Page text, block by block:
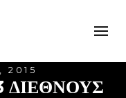
2015
ΔΙΕΘΝΟΥΣ